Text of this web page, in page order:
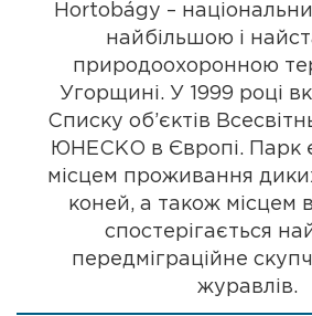
Hortobágy –
найбільшою і
природоохоронною
Угорщині. У 1999 році
Списку об’єктів
ЮНЕСКО в Європі. Парк
місцем проживання
коней, а також місцем
спостерігається
передміграційне
журавлів.